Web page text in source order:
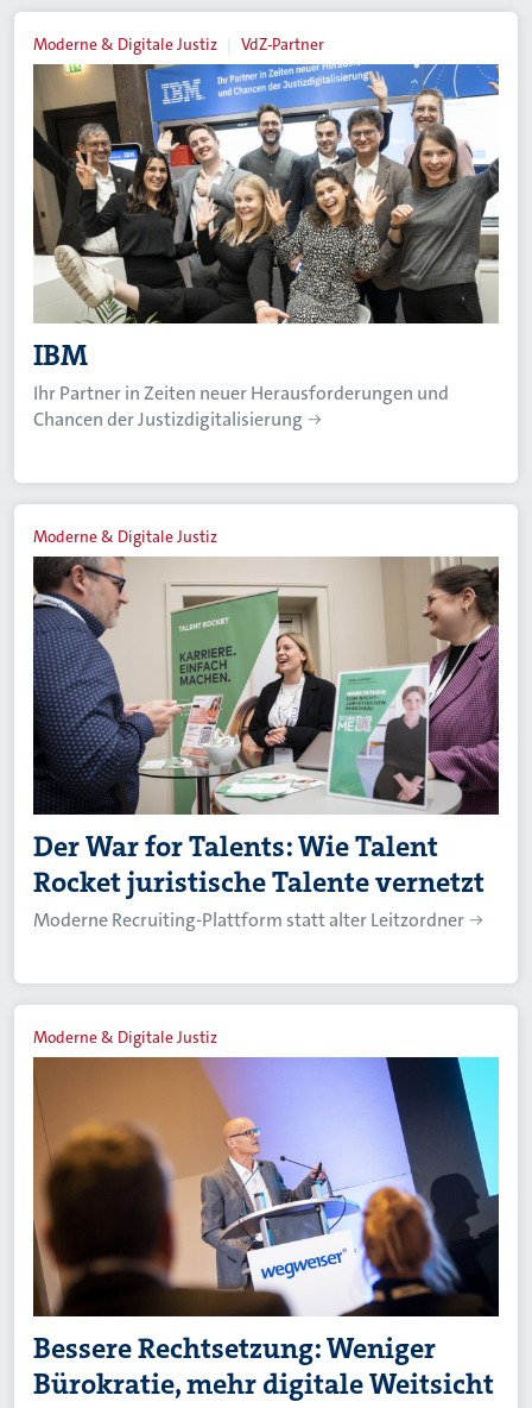
Moderne & Digitale Justiz VdZ-Partner
IBM
Ihr Partner in Zeiten neuer Herausforderungen und
Chancen der Justizdigitalisierung
Moderne & Digitale Justiz
Der War for Talents: Wie Talent
Rocket juristische Talente vernetzt
Moderne Recruiting-Plattform statt alter Leitzordner
Moderne & Digitale Justiz
Bessere Rechtsetzung: Weniger
Bürokratie, mehr digitale Weitsicht